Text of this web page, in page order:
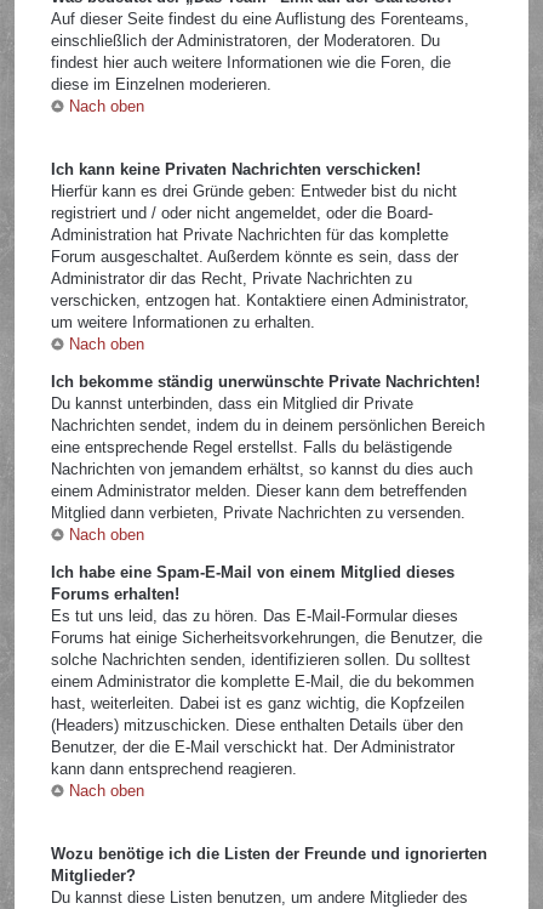
Auf dieser Seite findest du eine Auflistung des Forenteams,
einschließlich der Administratoren, der Moderatoren. Du
findest hier auch weitere Informationen wie die Foren, die
diese im Einzelnen moderieren.
Nach oben
Ich kann keine Privaten Nachrichten verschicken!
Hierfür kann es drei Gründe geben: Entweder bist du nicht
registriert und / oder nicht angemeldet, oder die Board-
Administration hat Private Nachrichten für das komplette
Forum ausgeschaltet. Außerdem könnte es sein, dass der
Administrator dir das Recht, Private Nachrichten zu
verschicken, entzogen hat. Kontaktiere einen Administrator,
um weitere Informationen zu erhalten.
Nach oben
Ich bekomme ständig unerwünschte Private Nachrichten!
Du kannst unterbinden, dass ein Mitglied dir Private
Nachrichten sendet, indem du in deinem persönlichen Bereich
eine entsprechende Regel erstellst. Falls du belästigende
Nachrichten von jemandem erhältst, so kannst du dies auch
einem Administrator melden. Dieser kann dem betreffenden
Mitglied dann verbieten, Private Nachrichten zu versenden.
Nach oben
Ich habe eine Spam-E-Mail von einem Mitglied dieses
Forums erhalten!
Es tut uns leid, das zu hören. Das E-Mail-Formular dieses
Forums hat einige Sicherheitsvorkehrungen, die Benutzer, die
solche Nachrichten senden, identifizieren sollen. Du solltest
einem Administrator die komplette E-Mail, die du bekommen
hast, weiterleiten. Dabei ist es ganz wichtig, die Kopfzeilen
(Headers) mitzuschicken. Diese enthalten Details über den
Benutzer, der die E-Mail verschickt hat. Der Administrator
kann dann entsprechend reagieren.
Nach oben
Wozu benötige ich die Listen der Freunde und ignorierten
Mitglieder?
Du kannst diese Listen benutzen, um andere Mitglieder des